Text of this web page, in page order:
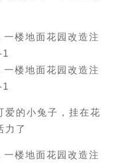
爱的小兔子，挂在花
力了